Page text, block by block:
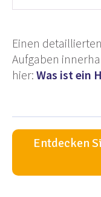
Einen
Aufgaben
hier: Was ist ein
Entdecken